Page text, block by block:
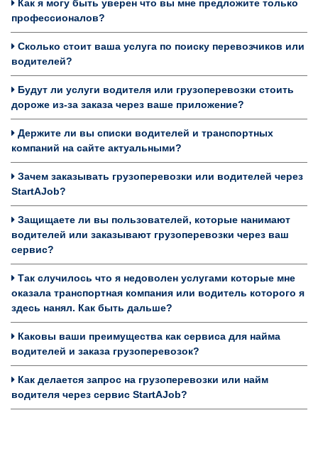
Как я могу быть уверен что вы мне предложите только
профессионалов?
Сколько стоит ваша услуга по поиску перевозчиков или
водителей?
Будут ли услуги водителя или грузоперевозки стоить
дороже из-за заказа через ваше приложение?
Держите ли вы списки водителей и транспортных
компаний на сайте актуальными?
Зачем заказывать грузоперевозки или водителей через
StartAJob?
Защищаете ли вы пользователей, которые нанимают
водителей или заказывают грузоперевозки через ваш
сервис?
Так случилось что я недоволен услугами которые мне
оказала транспортная компания или водитель которого я
здесь нанял. Как быть дальше?
Каковы ваши преимущества как сервиса для найма
водителей и заказа грузоперевозок?
Как делается запрос на грузоперевозки или найм
водителя через сервис StartAJob?